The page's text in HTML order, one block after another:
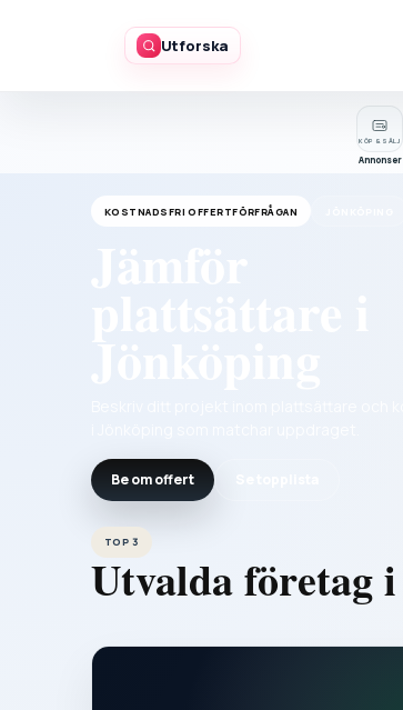
Utforska
KÖP & SÄLJ
Annonser
KOSTNADSFRI OFFERTFÖRFRÅGAN
Be om offert
TOP 3
Utvalda företag i